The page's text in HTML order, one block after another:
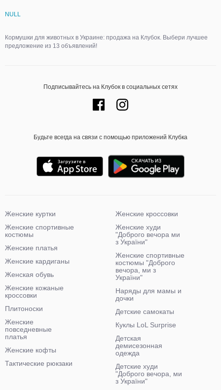
NULL
Кормушки для животных в Украине: продажа на Клубок. Выбери лучшее
предложение из 13 объявлений!
Подписывайтесь на Клубок в социальных сетях
Будьте всегда на связи с помощью приложений Клубка
Женские куртки
Женские спортивные
костюмы
Женские платья
Женские кардиганы
Женская обувь
Женские кожаные
кроссовки
Плитоноски
Женские
повседневные
платья
Женские кофты
Тактические рюкзаки
Женские кроссовки
Женские худи
"Доброго вечора ми
з України"
Женские спортивные
костюмы "Доброго
вечора, ми з
України"
Наряды для мамы и
дочки
Детские самокаты
Куклы LoL Surprise
Детская
демисезонная
одежда
Детские худи
"Доброго вечора, ми
з України"